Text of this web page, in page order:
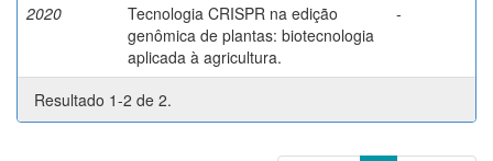
2020
Tecnologia CRISPR na edição
genômica de plantas: biotecnologia
aplicada à agricultura.
-
Resultado 1-2 de 2.